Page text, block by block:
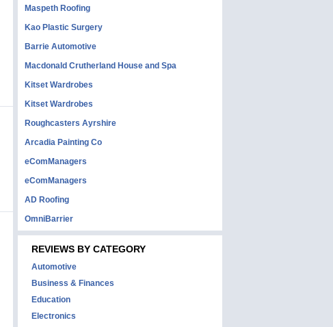
Maspeth Roofing
Kao Plastic Surgery
Barrie Automotive
Macdonald Crutherland House and Spa
Kitset Wardrobes
Kitset Wardrobes
Roughcasters Ayrshire
Arcadia Painting Co
eComManagers
eComManagers
AD Roofing
OmniBarrier
REVIEWS BY CATEGORY
Automotive
Business & Finances
Education
Electronics